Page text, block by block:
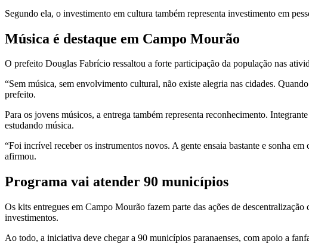
Segundo ela, o investimento em cultura também representa investimento em
Música é destaque em Campo Mourão
O prefeito Douglas Fabrício ressaltou a forte participação da população nas
“Sem música, sem envolvimento cultural, não existe alegria nas cidades.
prefeito.
Para os jovens músicos, a entrega também representa reconhecimento.
estudando música.
“Foi incrível receber os instrumentos novos. A gente ensaia bastante e sonha
afirmou.
Programa vai atender 90 municípios
Os kits entregues em Campo Mourão fazem parte das ações de
investimentos.
Ao todo, a iniciativa deve chegar a 90 municípios paranaenses, com apoio a